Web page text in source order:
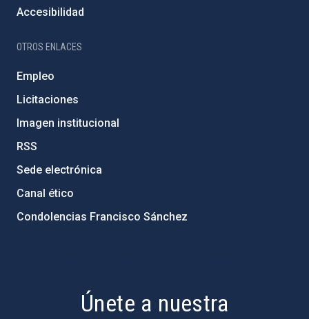
Accesibilidad
OTROS ENLACES
Empleo
Licitaciones
Imagen institucional
RSS
Sede electrónica
Canal ético
Condolencias Francisco Sánchez
Únete a nuestra